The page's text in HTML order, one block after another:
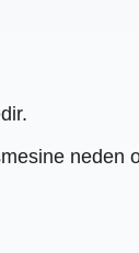
neden